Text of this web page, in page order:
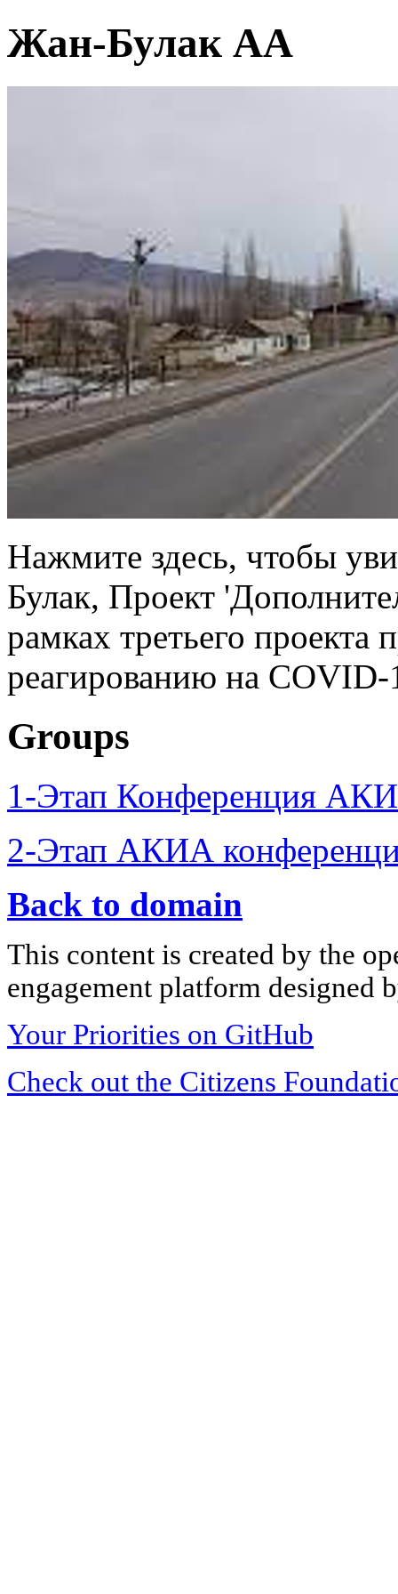
Жан-Булак АА
Нажмите здесь, чтобы
Булак, Проект
рамках третьего проекта
реагированию на COVID-
Groups
1-Этап Конференция
2-Этап АКИА
Back to domain
This content is created by the
engagement platform designed
Your Priorities on GitHub
Check out the Citizens